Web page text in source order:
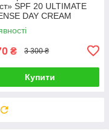
SPF 20 ULTIMATE
DAY CREAM
BIO PHYTO
(крок 8B) 250 мл
₴ 3 300 ₴
Купити